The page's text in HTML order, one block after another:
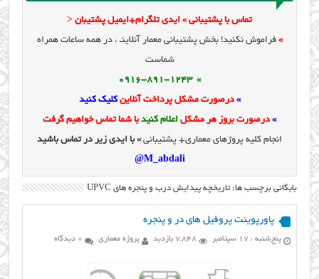
تماس با پشتیبانی » ایدی تلگرام+ایمیل پشتیبان <
» فراموش نکنید! بخش پشتیبانی معمار آنلاینـ ، در همه ساعات همراه
شماست
» 0916-891-1243
» درصورت مشکل پرداخت آنلاینکلیک کنید
» درصورت بروز هر مشکل اعلام کنیدبا شما تماس خواهیم گرفت
انجام کلیه پروژهای معماری+ پشتیبانی» با ایدی زیر در تماس باشید
M_abdali@
بایگانی برچسب ها: تاریخچه پیدایش درب و پنجره های UPVC
پاورپوینت پروفیل های در و پنجره
پنج‌شنبه ، 17 سپتامبر 7,848 بازدید پروژه معماری 0 دیدگاه